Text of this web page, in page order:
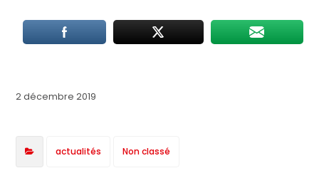
2 décembre 2019
actualités Non classé